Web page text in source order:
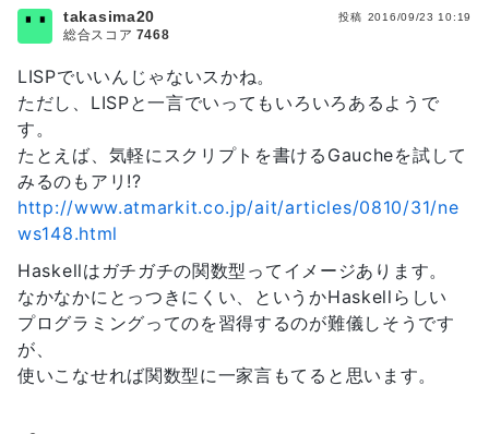
LISPでいいんじゃないスかね。
ただし、LISPと一言でいってもいろいろあるようで
す。
たとえば、気軽にスクリプトを書けるGaucheを試して
みるのもアリ!?
http://www.atmarkit.co.jp/ait/articles/0810/31/ne
ws148.html
Haskellはガチガチの関数型ってイメージあります。
なかなかにとっつきにくい、というかHaskellらしい
プログラミングってのを習得するのが難儀しそうです
が、
使いこなせれば関数型に一家言もてると思います。
投稿 2016/09/23 10:19
takasima20
総合スコア 7468